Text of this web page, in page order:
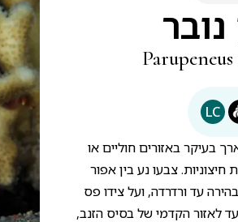
LC
בעיקר באזורים חוליים או
חיצוניות. צבעו נע בין אפור
עד ורדרדה, ועל צידו פס
לאזור הקדמי של בסיס הזנב,